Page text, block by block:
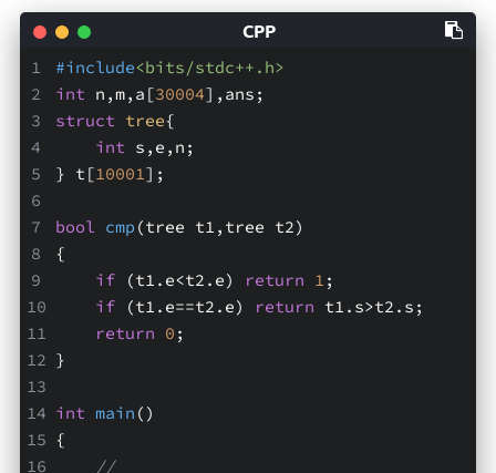
#include<bits/stdc++.h>
int n,m,a[30004],ans;
struct tree{
int s,e,n;
} t[10001];
bool cmp (tree t1,tree t2)
{
if (t1.e<t2.e) return 1 ;
if (t1.e==t2.e) return t1.s>t2.s;
return 0 ;
}
int main ()
{
//